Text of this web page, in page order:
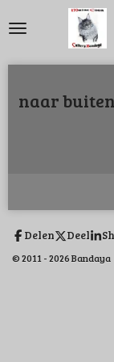
naar
hoofdinhoud
naar
Delen Deel
© 2011 - 2026 Bandaya